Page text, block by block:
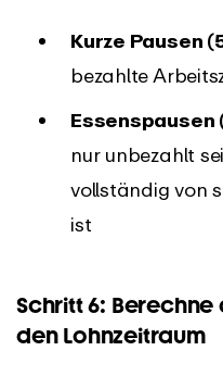
Kurze Pausen
bezahlte
Essenspausen
nur unbezahlt
vollständig von
ist
Schritt 6:
den Lohnzeitraum